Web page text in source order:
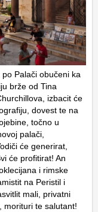
Palači obučeni ka
brže od Tina
izbacit će
dovest te na
točno u
palači,
će generirat,
će profitirat! An
i rimske
na Peristil i
mali, privatni
morituri te salutant!